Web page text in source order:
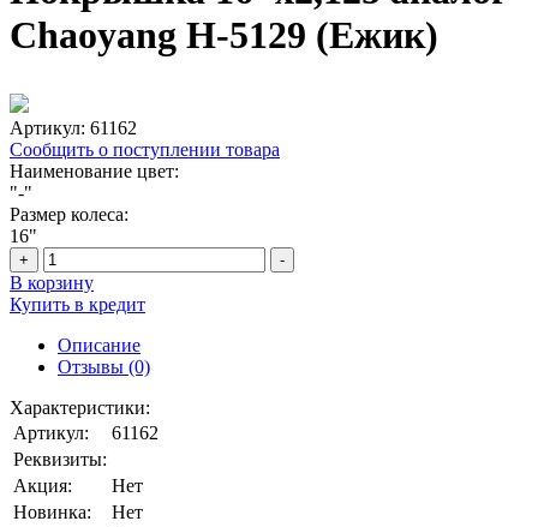
Chaoyang Н-5129 (Ежик)
Артикул: 61162
Сообщить о поступлении товара
Наименование цвет:
"-"
Размер колеса:
16"
+ -
В корзину
Купить в кредит
Описание
Отзывы (0)
Характеристики:
Артикул:
61162
Реквизиты:
Акция:
Нет
Новинка:
Нет